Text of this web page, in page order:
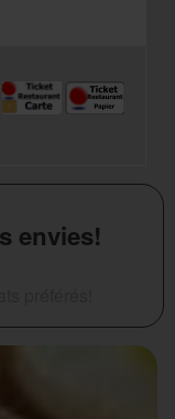
envies!